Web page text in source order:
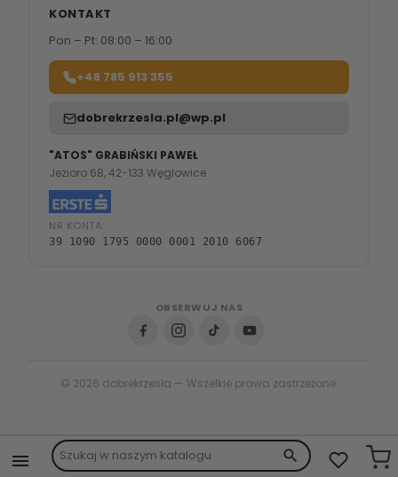
search

KONTAKT
Pon – Pt: 08:00 – 16:00
+48 785 913 355
dobrekrzesla.pl@wp.pl
"ATOS" GRABIŃSKI PAWEŁ
Jezioro 68, 42-133 Węglowice
NR KONTA:
39 1090 1795 0000 0001 2010 6067
OBSERWUJ NAS
© 2026 dobrekrzesła — Wszelkie prawa zastrzeżone.